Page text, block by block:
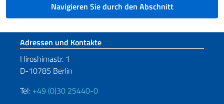
Navigieren Sie durch den Abschnitt
Fußbereich
Adressen und Kontakte
Hiroshimastr. 1
D-10785 Berlin
Tel: +49 (0)30 25440-0